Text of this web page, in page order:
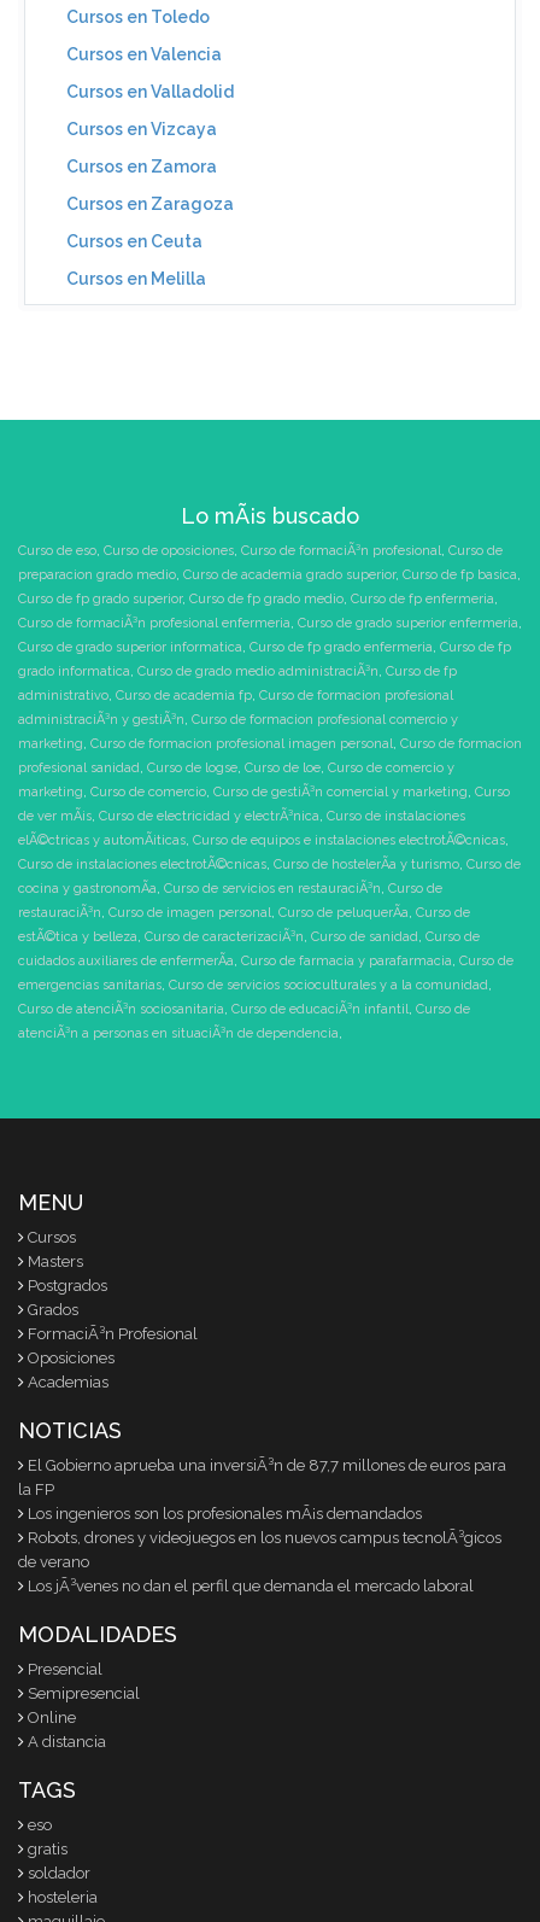
Cursos en Toledo
Cursos en Valencia
Cursos en Valladolid
Cursos en Vizcaya
Cursos en Zamora
Cursos en Zaragoza
Cursos en Ceuta
Cursos en Melilla
Lo mÃ¡s buscado
Curso de eso, Curso de oposiciones, Curso de formaciÃ³n profesional, Curso de
preparacion grado medio, Curso de academia grado superior, Curso de fp basica,
Curso de fp grado superior, Curso de fp grado medio, Curso de fp enfermeria,
Curso de formaciÃ³n profesional enfermeria, Curso de grado superior enfermeria,
Curso de grado superior informatica, Curso de fp grado enfermeria, Curso de fp
grado informatica, Curso de grado medio administraciÃ³n, Curso de fp
administrativo, Curso de academia fp, Curso de formacion profesional
administraciÃ³n y gestiÃ³n, Curso de formacion profesional comercio y
marketing, Curso de formacion profesional imagen personal, Curso de formacion
profesional sanidad, Curso de logse, Curso de loe, Curso de comercio y
marketing, Curso de comercio, Curso de gestiÃ³n comercial y marketing, Curso
de ver mÃ¡s, Curso de electricidad y electrÃ³nica, Curso de instalaciones
elÃ©ctricas y automÃ¡ticas, Curso de equipos e instalaciones electrotÃ©cnicas,
Curso de instalaciones electrotÃ©cnicas, Curso de hostelerÃ­a y turismo, Curso de
cocina y gastronomÃ­a, Curso de servicios en restauraciÃ³n, Curso de
restauraciÃ³n, Curso de imagen personal, Curso de peluquerÃ­a, Curso de
estÃ©tica y belleza, Curso de caracterizaciÃ³n, Curso de sanidad, Curso de
cuidados auxiliares de enfermerÃ­a, Curso de farmacia y parafarmacia, Curso de
emergencias sanitarias, Curso de servicios socioculturales y a la comunidad,
Curso de atenciÃ³n sociosanitaria, Curso de educaciÃ³n infantil, Curso de
atenciÃ³n a personas en situaciÃ³n de dependencia,
MENU
Cursos
Masters
Postgrados
Grados
FormaciÃ³n Profesional
Oposiciones
Academias
NOTICIAS
El Gobierno aprueba una inversiÃ³n de 87,7 millones de euros para
la FP
Los ingenieros son los profesionales mÃ¡s demandados
Robots, drones y videojuegos en los nuevos campus tecnolÃ³gicos
de verano
Los jÃ³venes no dan el perfil que demanda el mercado laboral
MODALIDADES
Presencial
Semipresencial
Online
A distancia
TAGS
eso
gratis
soldador
hosteleria